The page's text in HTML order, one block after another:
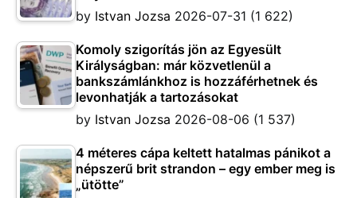
by Istvan Jozsa 2026-07-31 (1 622)
Komoly szigorítás jön az Egyesült
Királyságban: már közvetlenül a
bankszámlánkhoz is hozzáférhetnek és
levonhatják a tartozásokat
by Istvan Jozsa 2026-08-06 (1 537)
4 méteres cápa keltett hatalmas pánikot a
népszerű brit strandon – egy ember meg is
„ütötte”